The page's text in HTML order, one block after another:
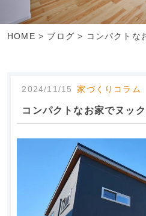
HOME > ブログ > コンパクトな
コンパクトなお家でヌッ
2024/11/15 家づくりコラム